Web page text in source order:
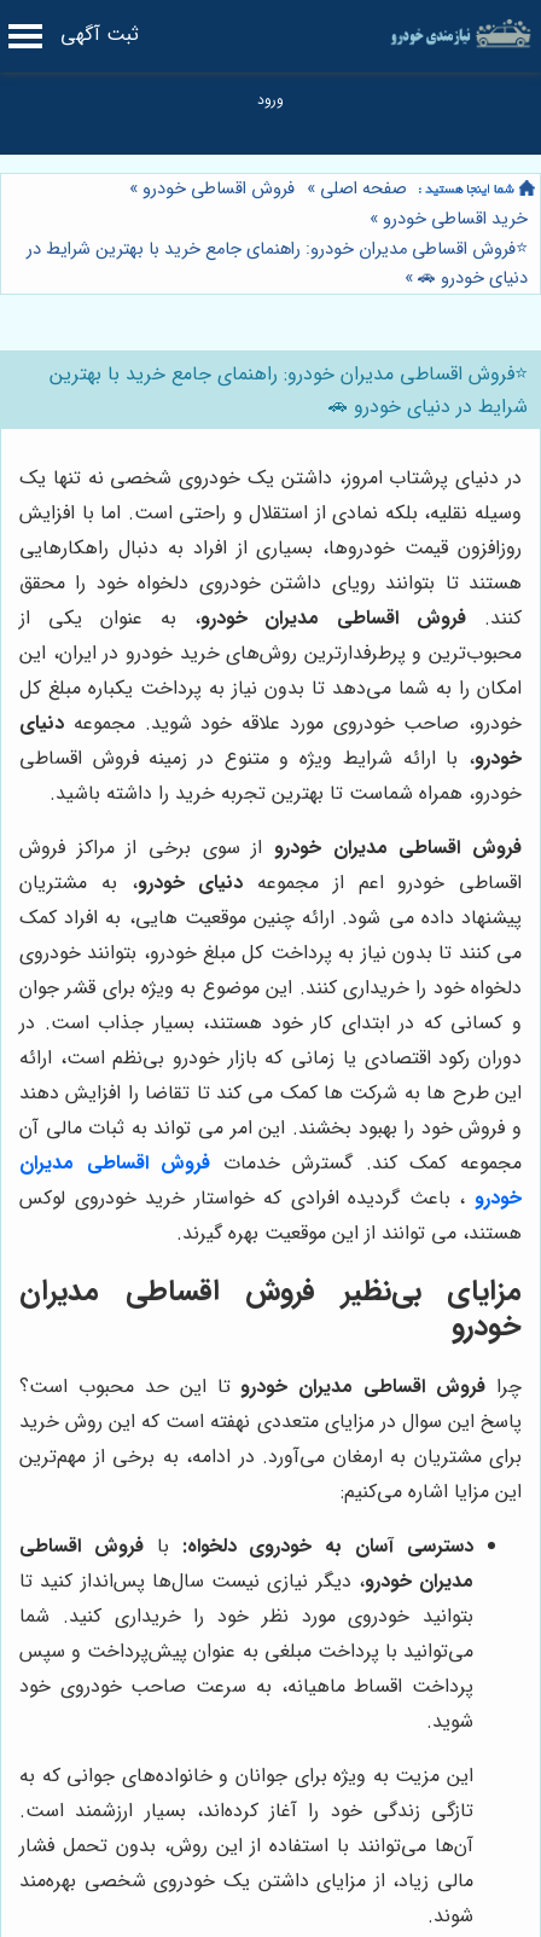
ثبت آگهی
صفحه اصلی » فروش اقساطی خودرو »
خرید اقساطی خودرو »
⭐️فروش اقساطی مدیران خودرو: راهنمای جامع خرید با بهترین شرایط در
دنیای خودرو 🚗»
⭐️فروش اقساطی مدیران خودرو: راهنمای جامع خرید با بهترین
شرایط در دنیای خودرو 🚗
در دنیای پرشتاب امروز، داشتن یک خودروی شخصی نه تنها یک
وسیله نقلیه، بلکه نمادی از استقلال و راحتی است. اما با افزایش
روزافزون قیمت خودروها، بسیاری از افراد به دنبال راهکارهایی
هستند تا بتوانند رویای داشتن خودروی دلخواه خود را محقق
کنند. فروش اقساطی مدیران خودرو، به عنوان یکی از
محبوب‌ترین و پرطرفدارترین روش‌های خرید خودرو در ایران، این
امکان را به شما می‌دهد تا بدون نیاز به پرداخت یکباره مبلغ کل
خودرو، صاحب خودروی مورد علاقه خود شوید. مجموعه دنیای
خودرو، با ارائه شرایط ویژه و متنوع در زمینه فروش اقساطی
خودرو، همراه شماست تا بهترین تجربه خرید را داشته باشید.
فروش اقساطی مدیران خودرو از سوی برخی از مراکز فروش
اقساطی خودرو اعم از مجموعه دنیای خودرو، به مشتریان
پیشنهاد داده می شود. ارائه چنین موقعیت هایی، به افراد کمک
می کنند تا بدون نیاز به پرداخت کل مبلغ خودرو، بتوانند خودروی
دلخواه خود را خریداری کنند. این موضوع به ویژه برای قشر جوان
و کسانی که در ابتدای کار خود هستند، بسیار جذاب است. در
دوران رکود اقتصادی یا زمانی که بازار خودرو بی‌نظم است، ارائه
این طرح ها به شرکت ها کمک می کند تا تقاضا را افزایش دهند
و فروش خود را بهبود بخشند. این امر می تواند به ثبات مالی آن
مجموعه کمک کند. گسترش خدمات فروش اقساطی مدیران
خودرو ، باعث گردیده افرادی که خواستار خرید خودروی لوکس
هستند، می توانند از این موقعیت بهره گیرند.
مزایای بی‌نظیر فروش اقساطی مدیران
خودرو
چرا فروش اقساطی مدیران خودرو تا این حد محبوب است؟
پاسخ این سوال در مزایای متعددی نهفته است که این روش خرید
برای مشتریان به ارمغان می‌آورد. در ادامه، به برخی از مهم‌ترین
این مزایا اشاره می‌کنیم:
دسترسی آسان به خودروی دلخواه: بافروش اقساطی
مدیران خودرو، دیگر نیازی نیست سال‌ها پس‌انداز کنید تا
بتوانید خودروی مورد نظر خود را خریداری کنید. شما
می‌توانید با پرداخت مبلغی به عنوان پیش‌پرداخت و سپس
پرداخت اقساط ماهیانه، به سرعت صاحب خودروی خود
شوید.
این مزیت به ویژه برای جوانان و خانواده‌های جوانی که به
تازگی زندگی خود را آغاز کرده‌اند، بسیار ارزشمند است.
آن‌ها می‌توانند با استفاده از این روش، بدون تحمل فشار
مالی زیاد، از مزایای داشتن یک خودروی شخصی بهره‌مند
شوند.